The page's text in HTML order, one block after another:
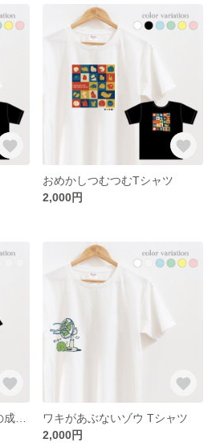
おめかしつむつむTシャツ
2,000円
ワキがあぶないゾウ Tシャツ
2,000円